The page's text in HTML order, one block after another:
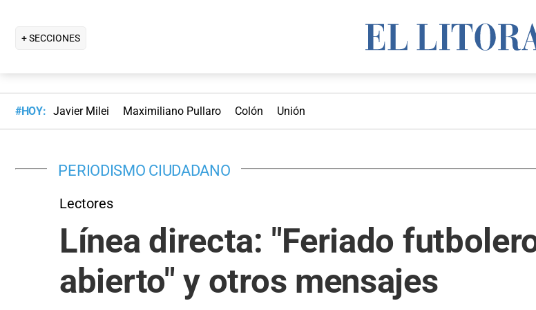
+ SECCIONES
#HOY: Javier Milei Maximiliano Pullaro Colón Unión
PERIODISMO CIUDADANO
Lectores
Línea directa: "Feriado
abierto" y otros mensajes